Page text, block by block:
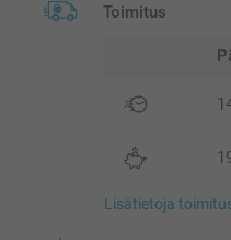
Toimitus
Lisätietoja